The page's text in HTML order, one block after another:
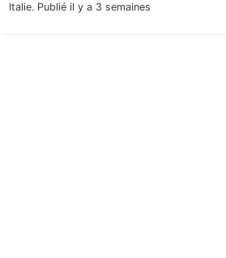
Italie. Publié il y a 3 semaines